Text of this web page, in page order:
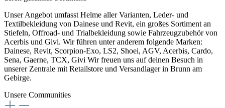
Unser Angebot umfasst Helme aller Varianten, Leder- und
Textilbekleidung von Dainese und Revit, ein großes Sortiment an
Stiefeln, Offroad- und Trialbekleidung sowie Fahrzeugzubehör von
Acerbis und Givi. Wir führen unter anderem folgende Marken:
Dainese, Revit, Scorpion-Exo, LS2, Shoei, AGV, Acerbis, Cardo,
Sena, Gaerne, TCX, Givi Wir freuen uns auf deinen Besuch in
unserer Zentrale mit Retailstore und Versandlager in Brunn am
Gebirge.
Unsere Communities